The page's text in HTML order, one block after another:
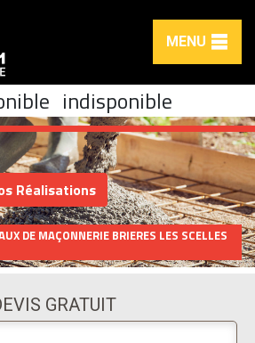
MENU
indisponible
Réalisations
DE MAÇONNERIE BRIERES LES SCELLES
GRATUIT